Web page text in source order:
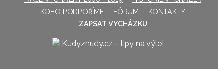
KOHO PODPOŘÍME
FÓRUM
KONTAKTY
ZAPSAT VYCHÁZKU